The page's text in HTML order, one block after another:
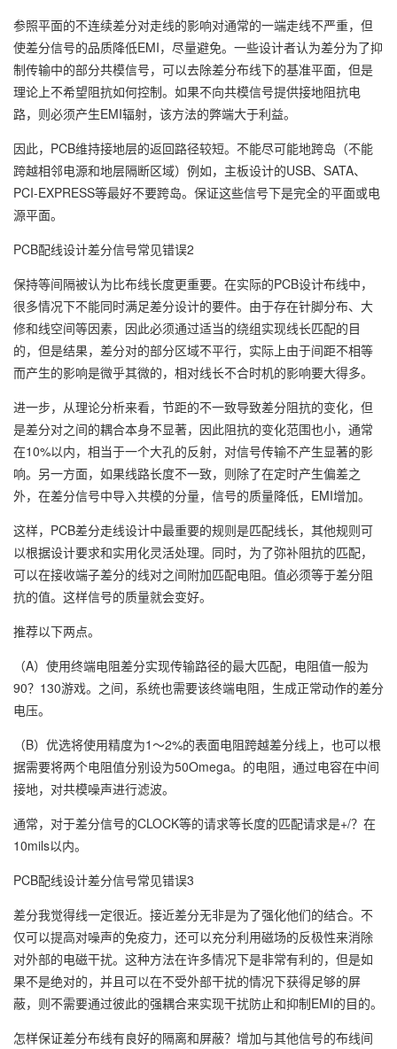
参照平面的不连续差分对走线的影响对通常的一端走线不严重，但
使差分信号的品质降低EMI，尽量避免。一些设计者认为差分为了抑
制传输中的部分共模信号，可以去除差分布线下的基准平面，但是
理论上不希望阻抗如何控制。如果不向共模信号提供接地阻抗电
路，则必须产生EMI辐射，该方法的弊端大于利益。
因此，PCB维持接地层的返回路径较短。不能尽可能地跨岛（不能
跨越相邻电源和地层隔断区域）例如，主板设计的USB、SATA、
PCI-EXPRESS等最好不要跨岛。保证这些信号下是完全的平面或电
源平面。
PCB配线设计差分信号常见错误2
保持等间隔被认为比布线长度更重要。在实际的PCB设计布线中，
很多情况下不能同时满足差分设计的要件。由于存在针脚分布、大
修和线空间等因素，因此必须通过适当的绕组实现线长匹配的目
的，但是结果，差分对的部分区域不平行，实际上由于间距不相等
而产生的影响是微乎其微的，相对线长不合时机的影响要大得多。
进一步，从理论分析来看，节距的不一致导致差分阻抗的变化，但
是差分对之间的耦合本身不显著，因此阻抗的变化范围也小，通常
在10%以内，相当于一个大孔的反射，对信号传输不产生显著的影
响。另一方面，如果线路长度不一致，则除了在定时产生偏差之
外，在差分信号中导入共模的分量，信号的质量降低，EMI增加。
这样，PCB差分走线设计中最重要的规则是匹配线长，其他规则可
以根据设计要求和实用化灵活处理。同时，为了弥补阻抗的匹配，
可以在接收端子差分的线对之间附加匹配电阻。值必须等于差分阻
抗的值。这样信号的质量就会变好。
推荐以下两点。
（A）使用终端电阻差分实现传输路径的最大匹配，电阻值一般为
90？130游戏。之间，系统也需要该终端电阻，生成正常动作的差分
电压。
（B）优选将使用精度为1～2%的表面电阻跨越差分线上，也可以根
据需要将两个电阻值分别设为50Omega。的电阻，通过电容在中间
接地，对共模噪声进行滤波。
通常，对于差分信号的CLOCK等的请求等长度的匹配请求是+/？在
10mils以内。
PCB配线设计差分信号常见错误3
差分我觉得线一定很近。接近差分无非是为了强化他们的结合。不
仅可以提高对噪声的免疫力，还可以充分利用磁场的反极性来消除
对外部的电磁干扰。这种方法在许多情况下是非常有利的，但是如
果不是绝对的，并且可以在不受外部干扰的情况下获得足够的屏
蔽，则不需要通过彼此的强耦合来实现干扰防止和抑制EMI的目的。
怎样保证差分布线有良好的隔离和屏蔽？增加与其他信号的布线间